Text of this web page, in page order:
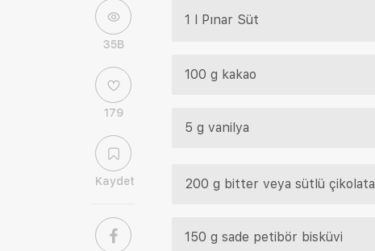
35B
179
Kaydet
1 l Pınar Süt
100 g kakao
5 g vanilya
200 g bitter veya sütlü çikolata
150 g sade petibör bisküvi